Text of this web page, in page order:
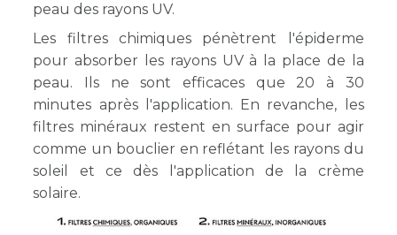
peau des rayons UV.
Les filtres chimiques pénètrent l'épiderme
pour absorber les rayons UV à la place de la
peau. Ils ne sont efficaces que 20 à 30
minutes après l'application. En revanche, les
filtres minéraux restent en surface pour agir
comme un bouclier en reflétant les rayons du
soleil et ce dès l'application de la crème
solaire.